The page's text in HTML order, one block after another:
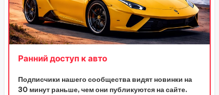
Ранний доступ к авто
Подписчики нашего сообщества видят новинки на
30 минут раньше, чем они публикуются на сайте.